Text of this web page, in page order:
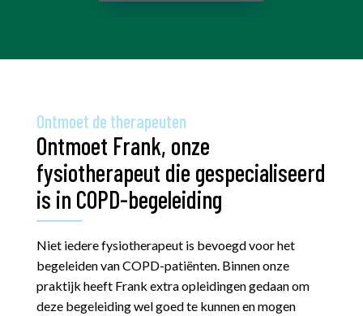
Ontmoet de therapeuten
Ontmoet Frank, onze
fysiotherapeut die gespecialiseerd
is in COPD-begeleiding
Niet iedere fysiotherapeut is bevoegd voor het
begeleiden van COPD-patiënten. Binnen onze
praktijk heeft Frank extra opleidingen gedaan om
deze begeleiding wel goed te kunnen en mogen